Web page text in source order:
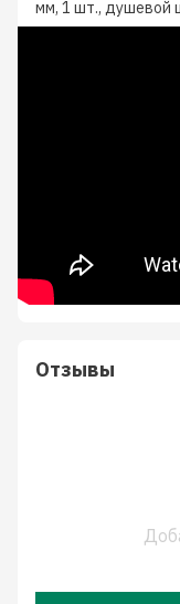
мм, 1 шт., душевой
Отзывы